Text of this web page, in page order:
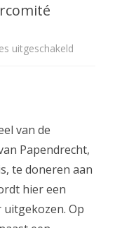
uitgeschakeld
van de
Papendrecht,
te doneren aan
hier een
Op